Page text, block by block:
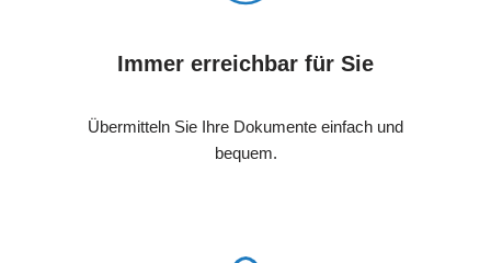
Immer erreichbar für Sie
Übermitteln Sie Ihre Dokumente einfach und
bequem.